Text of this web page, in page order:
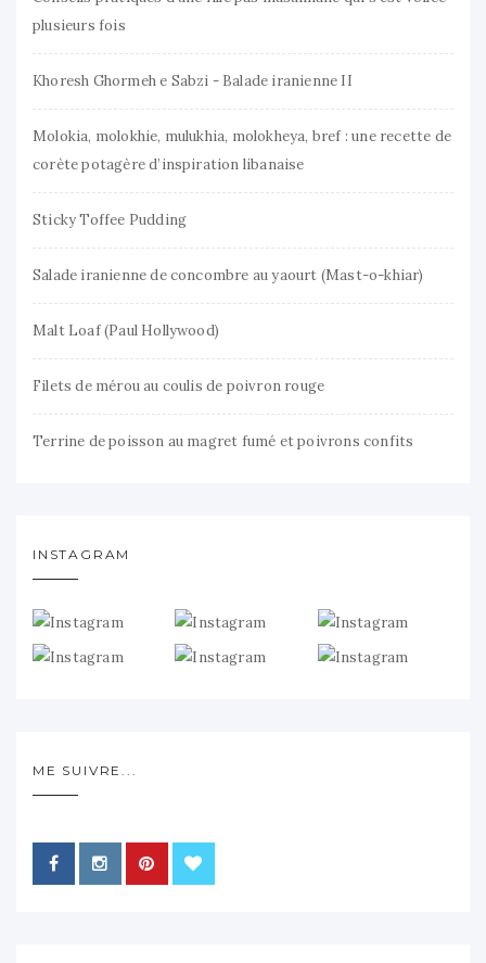
plusieurs fois
Khoresh Ghormeh e Sabzi - Balade iranienne II
Molokia, molokhie, mulukhia, molokheya, bref : une recette de
corète potagère d’inspiration libanaise
Sticky Toffee Pudding
Salade iranienne de concombre au yaourt (Mast-o-khiar)
Malt Loaf (Paul Hollywood)
Filets de mérou au coulis de poivron rouge
Terrine de poisson au magret fumé et poivrons confits
INSTAGRAM
ME SUIVRE...